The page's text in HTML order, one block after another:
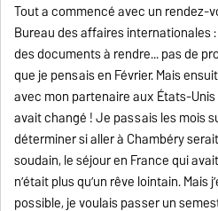
Tout a commencé avec un rendez-
Bureau des affaires internationales
des documents à rendre... pas de
que je pensais en Février. Mais
avec mon partenaire aux États-
avait changé ! Je passais les mois
déterminer si aller à Chambéry
soudain, le séjour en France qui
n’était plus qu’un rêve lointain. Mais
possible, je voulais passer un